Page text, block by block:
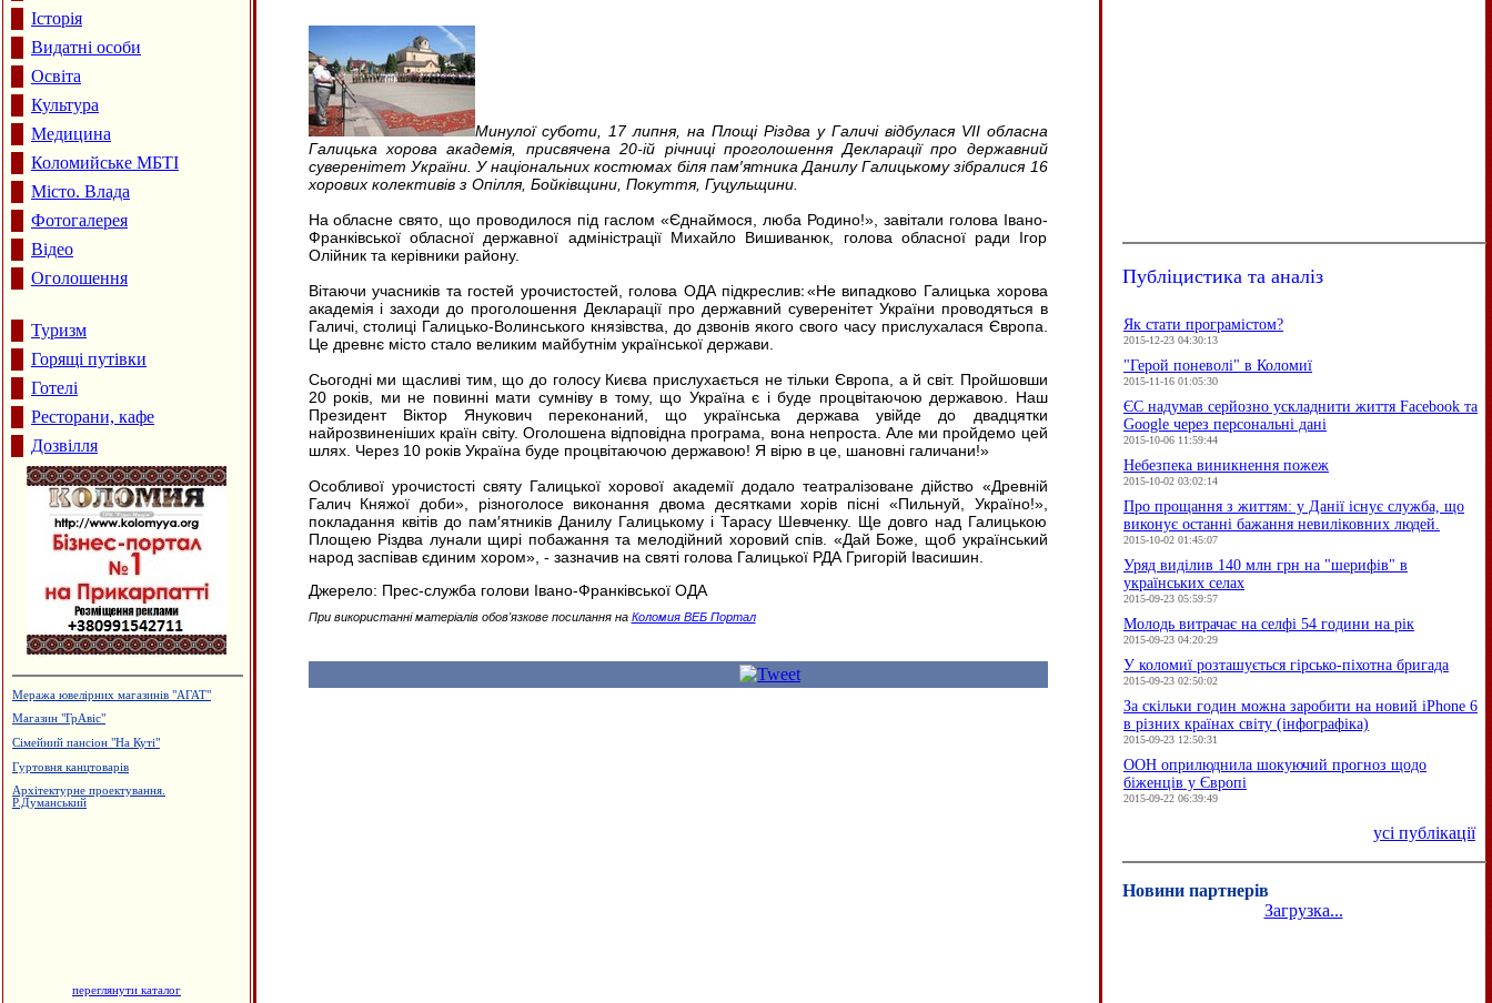
Історія
Видатні особи
Освіта
Культура
Медицина
Коломийське МБТІ
Місто. Влада
Фотогалерея
Відео
Оголошення
Туризм
Горящі путівки
Готелі
Ресторани, кафе
Дозвілля
Меража ювелірних магазинів "АГАТ"
Магазин "ГрАвіс"
Сімейний пансіон "На Куті"
Гуртовня канцтоварів
Архітектурне проектування.
Р.Думанський
переглянути каталог
Минулої суботи, 17 липня, на Площі Різдва у Галичі відбулася VIIобласна
Галицька хорова академія, присвячена 20-ій річниці проголошення Декларації про державний
суверенітет України. У національних костюмах біля пам′ятника Данилу Галицькому зібралися 16
хорових колективів з Опілля, Бойківщини, Покуття, Гуцульщини.
На обласне свято, що проводилося під гаслом «Єднаймося, люба Родино!», завітали голова Івано-
Франківської обласної державної адміністрації Михайло Вишиванюк, голова обласної ради Ігор
Олійник та керівники району.
Вітаючи учасників та гостей урочистостей, голова ОДА підкреслив׃ «Не випадково Галицька хорова
академія і заходи до проголошення Декларації про державний суверенітет України проводяться в
Галичі, столиці Галицько-Волинського князівства, до дзвонів якого свого часу прислухалася Європа.
Це древнє місто стало великим майбутнім української держави.
Сьогодні ми щасливі тим, що до голосу Києва прислухається не тільки Європа, а й світ. Пройшовши
20 років, ми не повинні мати сумніву в тому, що Україна є і буде процвітаючою державою. Наш
Президент Віктор Янукович переконаний, що українська держава увійде до двадцятки
найрозвиненіших країн світу. Оголошена відповідна програма, вона непроста. Але ми пройдемо цей
шлях. Через 10 років Україна буде процвітаючою державою! Я вірю в це, шановні галичани!»
Особливої урочистості святу Галицької хорової академії додало театралізоване дійство «Древній
Галич Княжої доби», різноголосе виконання двома десятками хорів пісні «Пильнуй, Україно!»,
покладання квітів до пам′ятників Данилу Галицькому і Тарасу Шевченку. Ще довго над Галицькою
Площею Різдва лунали щирі побажання та мелодійний хоровий спів. «Дай Боже, щоб український
народ заспівав єдиним хором», - зазначив на святі голова Галицької РДА Григорій Івасишин.
Джерело: Прес-служба голови Івано-Франківської ОДА
При використанні матеріалів обов'язкове посилання на Коломия ВЕБ Портал
Публіцистика та аналіз
Як стати програмістом?
2015-12-23 04:30:13
"Герой поневолі" в Коломиї
2015-11-16 01:05:30
ЄC надумав серйозно ускладнити життя Facebook та
Google через персональні дані
2015-10-06 11:59:44
Небезпека виникнення пожеж
2015-10-02 03:02:14
Про прощання з життям: у Данії існує служба, що
виконує останні бажання невиліковних людей.
2015-10-02 01:45:07
Уряд виділив 140 млн грн на "шерифів" в
українських селах
2015-09-23 05:59:57
Молодь витрачає на селфі 54 години на рік
2015-09-23 04:20:29
У коломиї розташується гірсько-піхотна бригада
2015-09-23 02:50:02
За скільки годин можна заробити на новий iPhone 6
в різних країнах світу (інфографіка)
2015-09-23 12:50:31
ООН оприлюднила шокуючий прогноз щодо
біженців у Європі
2015-09-22 06:39:49
усі публікації
Новини партнерів
Загрузка...